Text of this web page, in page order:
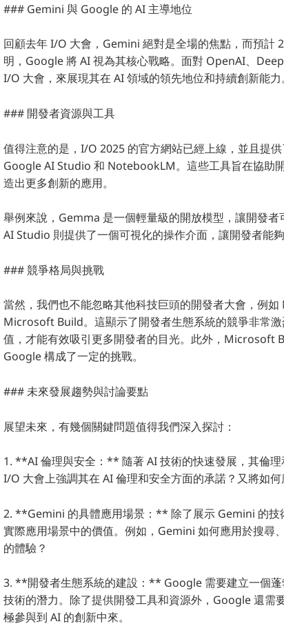
### Gemini 與 Google 的 AI 主導地位
回顧去年 I/O 大會，Gemini 絕對是全場的焦點，而預計
明，Google 將 AI 視為其核心戰略。面對 OpenAI、
I/O 大會，來展現其在 AI 領域的領先地位和持續創新能力。
### 開發者資源與工具
值得注意的是，I/O 2025 的官方網站已經上線，並且提
Google AI Studio 和 NotebookLM。這些工具旨在協助
造出更多創新的應用。
舉例來說，Gemma 是一個輕量級的開放模型，讓開發
AI Studio 則提供了一個可視化的操作介面，讓開發者能
### 競爭格局與挑戰
當然，我們也不能忽略其他科技巨頭的開發者大會，例
Microsoft Build。這顯示了開發者生態系統的競爭非常
值，才能有效吸引更多開發者的目光。此外，Microsoft
Google 構成了一定的挑戰。
### 未來發展趨勢與討論要點
展望未來，有幾個關鍵問題值得我們深入探討：
1. **AI 倫理與安全：** 隨著 AI 技術的快速發展，其倫
I/O 大會上強調其在 AI 倫理和安全方面的承諾？又將如
2. **Gemini 的具體應用場景：** 除了展示 Gemini 的技
實際應用場景中的價值。例如，Gemini 如何應用於搜尋
的體驗？
3. **開發者生態系統的建設：** Google 需要建立一個
技術的潛力。除了提供開發工具和資源外，Google 還需
極參與到 AI 的創新中來。